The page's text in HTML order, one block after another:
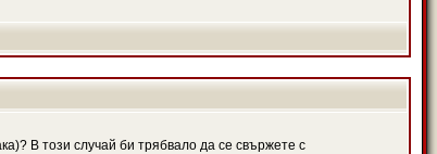
В този случай би трябвало да се свържете с